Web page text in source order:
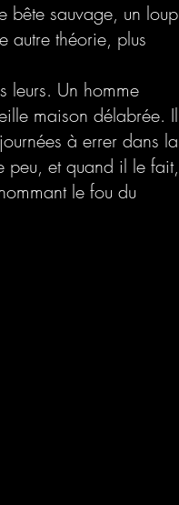
bête sauvage, un loup
autre théorie, plus
leurs. Un homme
maison délabrée. Il
à errer dans la
peu, et quand il le fait,
le fou du